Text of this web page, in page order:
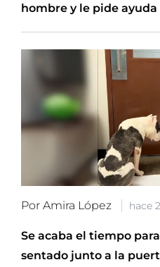
hombre y le pide ayuda
Por Amira López hace
Se acaba el tiempo
sentado junto a la